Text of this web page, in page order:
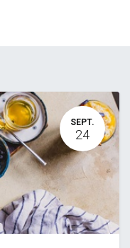
SEPT.
24